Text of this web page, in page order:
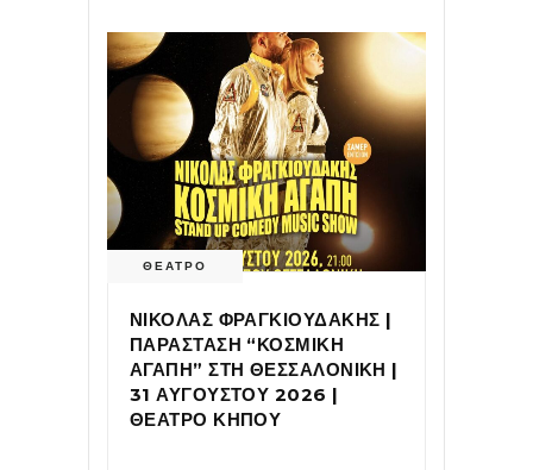
ΘΕΑΤΡΟ
ΝΙΚΟΛΑΣ ΦΡΑΓΚΙΟΥΔΑΚΗΣ |
ΠΑΡΑΣΤΑΣΗ “ΚΟΣΜΙΚΗ
ΑΓΑΠΗ” ΣΤΗ ΘΕΣΣΑΛΟΝΙΚΗ |
31 ΑΥΓΟΥΣΤΟΥ 2026 |
ΘΕΑΤΡΟ ΚΗΠΟΥ